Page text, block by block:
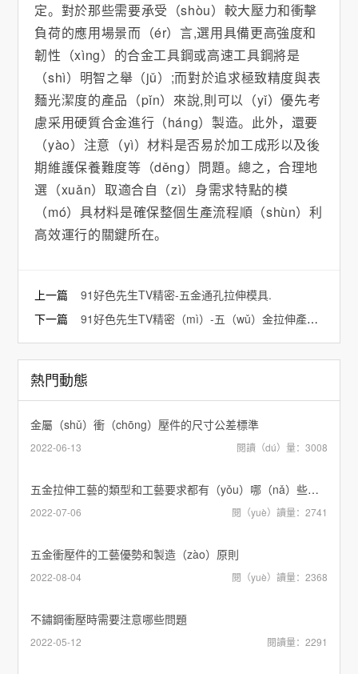
定。對於那些需要承受（shòu）較大壓力和衝擊
負荷的應用場景而（ér）言,選用具備更高強度和
韌性（xìng）的合金工具鋼或高速工具鋼將是
（shì）明智之舉（jǔ）;而對於追求極致精度與表
麵光潔度的產品（pǐn）來說,則可以（yǐ）優先考
慮采用硬質合金進行（háng）製造。此外，還要
（yào）注意（yì）材料是否易於加工成形以及後
期維護保養難度等（děng）問題。總之，合理地
選（xuǎn）取適合自（zì）身需求特點的模
（mó）具材料是確保整個生產流程順（shùn）利
高效運行的關鍵所在。
上一篇91好色先生TV精密-五金通孔拉伸模具.
下一篇91好色先生TV精密（mì）-五（wǔ）金拉伸產品變形.
熱門動態
金屬（shǔ）衝（chōng）壓件的尺寸公差標準
2022-06-13 閱讀（dú）量：3008
五金拉伸工藝的類型和工藝要求都有（yǒu）哪（nǎ）些內容？
2022-07-06 閱（yuè）讀量：2741
五金衝壓件的工藝優勢和製造（zào）原則
2022-08-04 閱（yuè）讀量：2368
不鏽鋼衝壓時需要注意哪些問題
2022-05-12 閱讀量：2291